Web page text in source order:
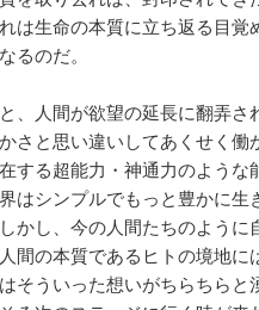
は生命の本質に立ち返る目覚
るのだ。
、人間が欲望の延長に翻弄さ
さと思い違いしてあくせく働
する超能力・神通力のような
はシンプルでもっと豊かに生
かし、今の人間たちのように
間の本質であるヒトの境地に
そういった想いがちらちらと